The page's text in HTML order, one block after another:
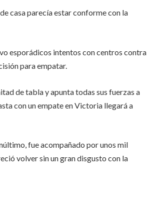
casa parecía estar conforme con la
esporádicos intentos con centros contra
para empatar.
de tabla y apunta todas sus fuerzas a
con un empate en Victoria llegará a
fue acompañado por unos mil
volver sin un gran disgusto con la